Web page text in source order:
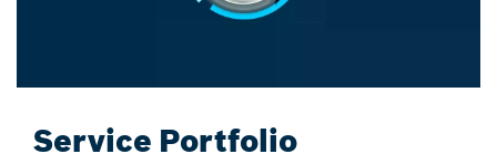
Service Portfolio